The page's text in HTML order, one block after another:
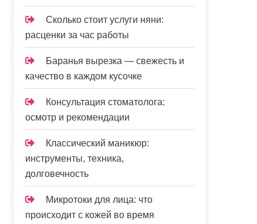
Сколько стоит услуги няни:
расценки за час работы
Баранья вырезка — свежесть и
качество в каждом кусочке
Консультация стоматолога:
осмотр и рекомендации
Классический маникюр:
инструменты, техника,
долговечность
Микротоки для лица: что
происходит с кожей во время